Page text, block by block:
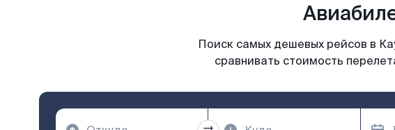
Поиск самых дешевых рейсов в
сравнивать стоимость